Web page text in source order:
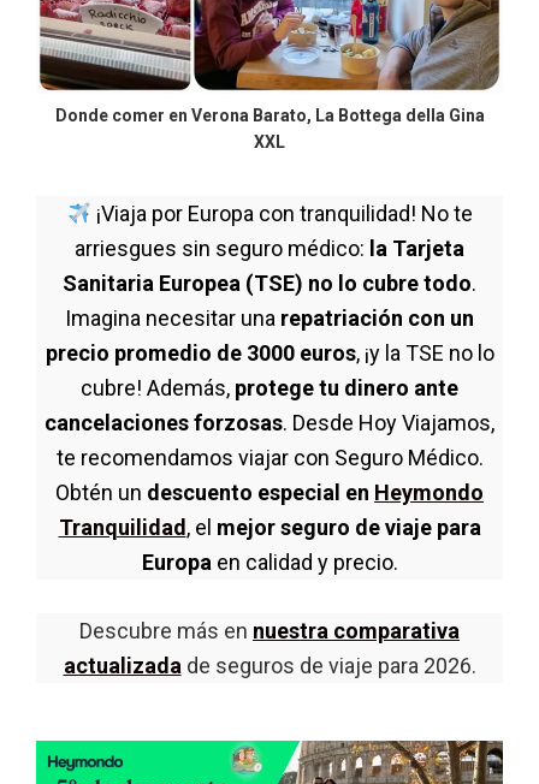
Donde comer en Verona Barato, La Bottega della Gina
XXL
¡Viaja por Europa con tranquilidad! No te
arriesgues sin seguro médico: la Tarjeta
Sanitaria Europea (TSE) no lo cubre todo.
Imagina necesitar una repatriación con un
precio promedio de 3000 euros, ¡y la TSE no lo
cubre! Además, protege tu dinero ante
cancelaciones forzosas. Desde Hoy Viajamos,
te recomendamos viajar con Seguro Médico.
Obtén un descuento especial en Heymondo
Tranquilidad, el mejor seguro de viaje para
Europaen calidad y precio.
Descubre más en nuestra comparativa
actualizadade seguros de viaje para 2026.